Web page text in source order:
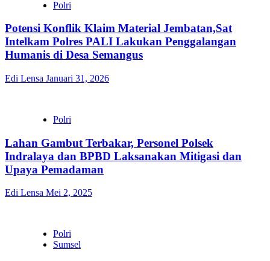
Polri
Potensi Konflik Klaim Material Jembatan,Sat
Intelkam Polres PALI Lakukan Penggalangan
Humanis di Desa Semangus
Edi Lensa Januari 31, 2026
Polri
Lahan Gambut Terbakar, Personel Polsek
Indralaya dan BPBD Laksanakan Mitigasi dan
Upaya Pemadaman
Edi Lensa Mei 2, 2025
Polri
Sumsel